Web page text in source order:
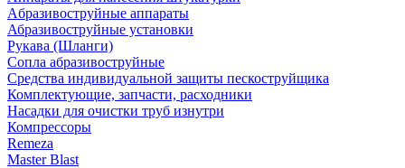
Aбразивоструйные аппараты
Абразивоструйные установки
Рукава (Шланги)
Сопла абразивоструйные
Средства индивидуальной защиты пескоструйщика
Комплектующие, запчасти, расходники
Насадки для очистки труб изнутри
Компрессоры
Remeza
Master Blast